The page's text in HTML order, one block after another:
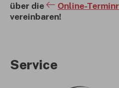
über die
Online-
vereinbaren!
Service